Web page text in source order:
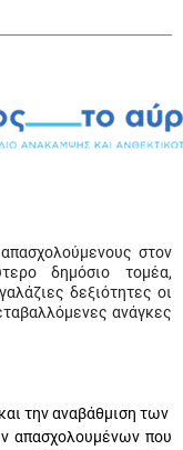
στον
δημόσιο τομέα,
δεξιότητες οι
ανάγκες
την αναβάθμιση των
απασχολουμένων που